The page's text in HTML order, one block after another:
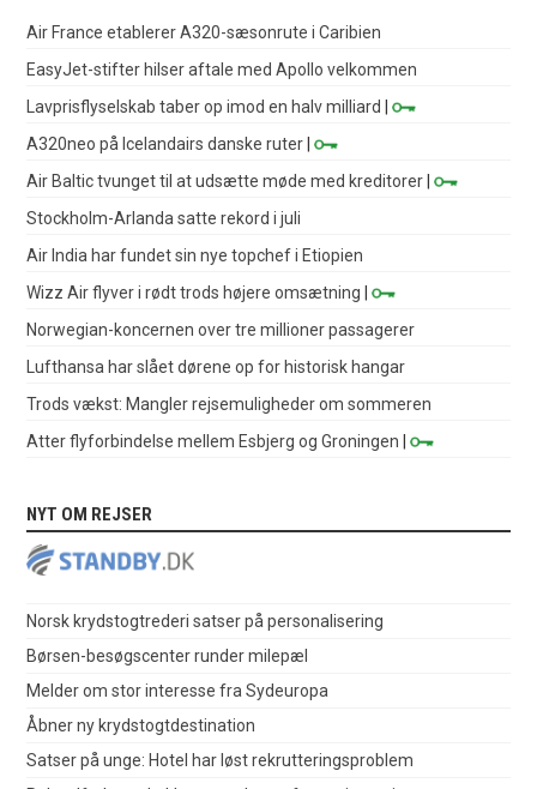
Air France etablerer A320-sæsonrute i Caribien
EasyJet-stifter hilser aftale med Apollo velkommen
Lavprisflyselskab taber op imod en halv milliard
|
A320neo på Icelandairs danske ruter |
Air Baltic tvunget til at udsætte møde med kreditorer |
Stockholm-Arlanda satte rekord i juli
Air India har fundet sin nye topchef i Etiopien
Wizz Air flyver i rødt trods højere omsætning |
Norwegian-koncernen over tre millioner passagerer
Lufthansa har slået dørene op for historisk hangar
Trods vækst: Mangler rejsemuligheder om sommeren
Atter flyforbindelse mellem Esbjerg og Groningen |
NYT OM REJSER
Norsk krydstogtrederi satser på personalisering
Børsen-besøgscenter runder milepæl
Melder om stor interesse fra Sydeuropa
Åbner ny krydstogtdestination
Satser på unge: Hotel har løst rekrutteringsproblem